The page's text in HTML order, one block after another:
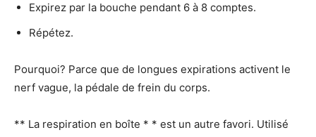
Expirez par la bouche pendant 6 à 8 comptes.
Répétez.
Pourquoi? Parce que de longues expirations activent le
nerf vague, la pédale de frein du corps.
** La respiration en boîte * * est un autre favori. Utilisé